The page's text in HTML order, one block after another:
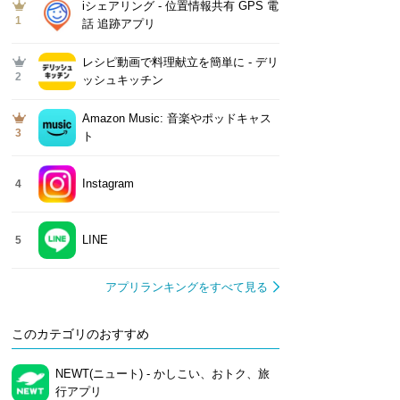
1
iシェアリング - 位置情報共有 GPS 電
話 追跡アプリ
2
レシピ動画で料理献立を簡単‪に - デリ
ッシュキッチン
3
Amazon Music: 音楽やポッドキャス
ト
4 Instagram
5 LINE
アプリランキングをすべて見る
このカテゴリのおすすめ
NEWT(ニュート) - かしこい、おトク、旅
行アプリ